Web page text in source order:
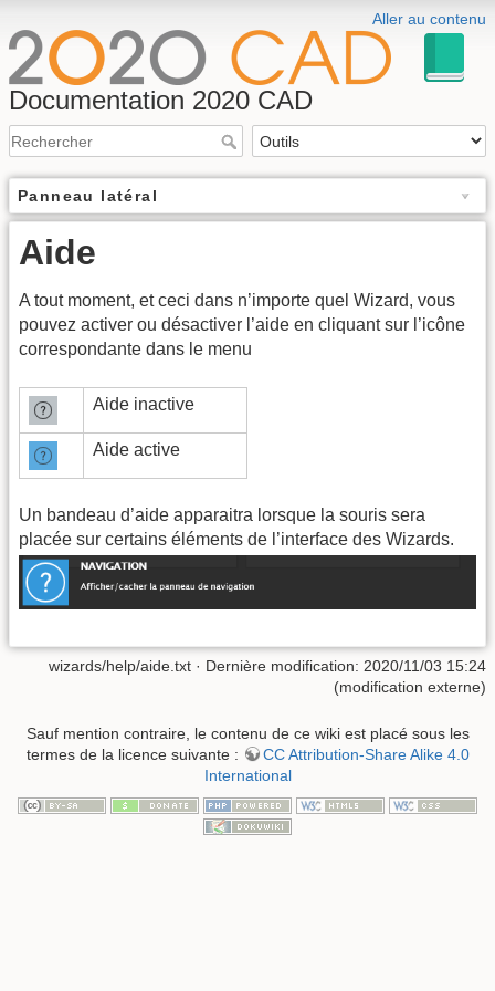
Aller au contenu
Documentation 2020 CAD
Panneau latéral
Aide
A tout moment, et ceci dans n’importe quel Wizard, vous
pouvez activer ou désactiver l’aide en cliquant sur l’icône
correspondante dans le menu
Aide inactive
Aide active
Un bandeau d’aide apparaitra lorsque la souris sera
placée sur certains éléments de l’interface des Wizards.
wizards/help/aide.txt · Dernière modification: 2020/11/03 15:24
(modification externe)
Sauf mention contraire, le contenu de ce wiki est placé sous les
termes de la licence suivante :
CC Attribution-Share Alike 4.0
International